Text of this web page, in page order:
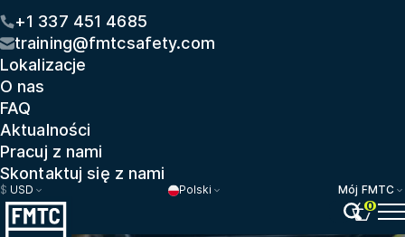
+1 337 451 4685
training@fmtcsafety.com
Lokalizacje
O nas
FAQ
Aktualności
Pracuj z nami
Skontaktuj się z nami
$ USD Polski
Mój FMTC
0